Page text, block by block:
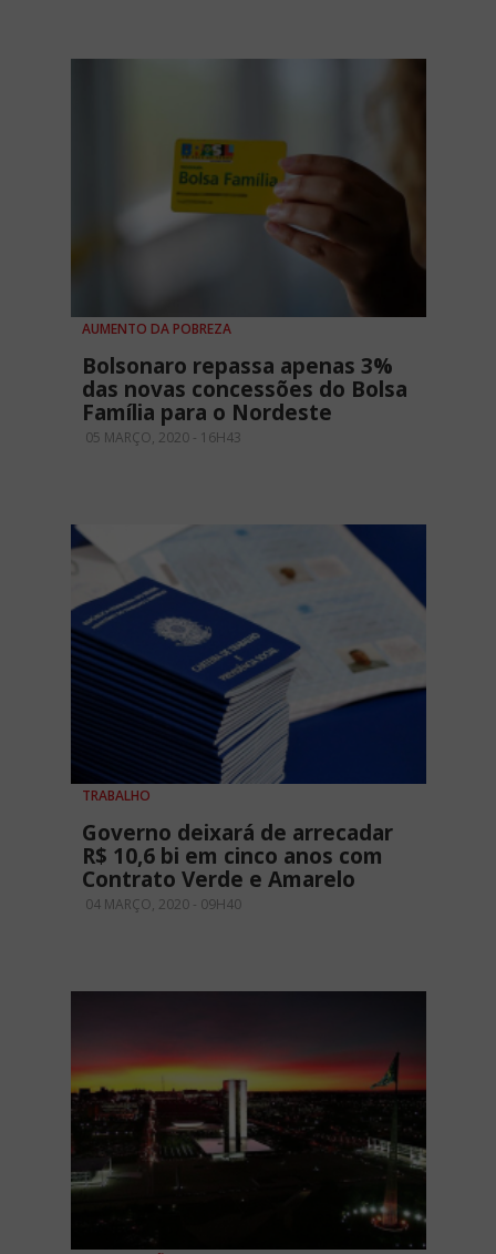
AUMENTO DA POBREZA
Bolsonaro repassa apenas 3%
das novas concessões do Bolsa
Família para o Nordeste
05 MARÇO, 2020 - 16H43
TRABALHO
Governo deixará de arrecadar
R$ 10,6 bi em cinco anos com
Contrato Verde e Amarelo
04 MARÇO, 2020 - 09H40